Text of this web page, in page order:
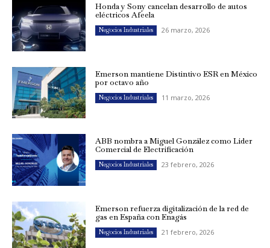
Honda y Sony cancelan desarrollo de autos
eléctricos Afeela
Negocios Industriales 26 marzo, 2026
Emerson mantiene Distintivo ESR en México
por octavo año
Negocios Industriales 11 marzo, 2026
ABB nombra a Miguel González como Líder
Comercial de Electrificación
Negocios Industriales 23 febrero, 2026
Emerson refuerza digitalización de la red de
gas en España con Enagás
Negocios Industriales 21 febrero, 2026